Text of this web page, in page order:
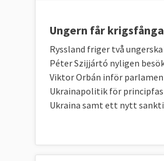
Ungern får
Ryssland friger två
Péter Szijjártó nyligen
Viktor Orbán inför
Ukrainapolitik för
Ukraina samt ett nytt